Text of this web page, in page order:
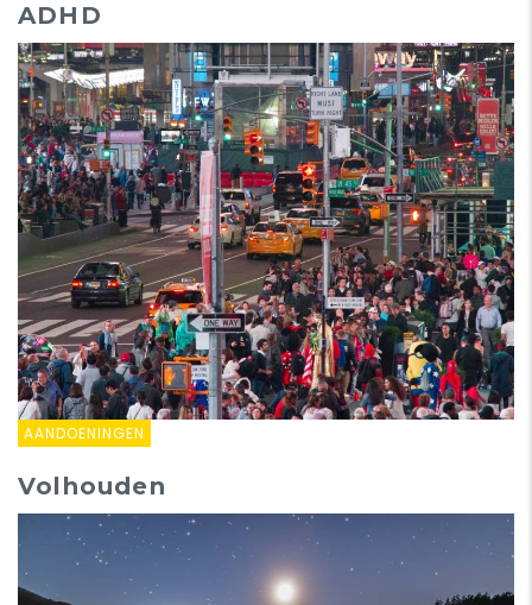
AANDOENINGEN
ADHD
Volhouden